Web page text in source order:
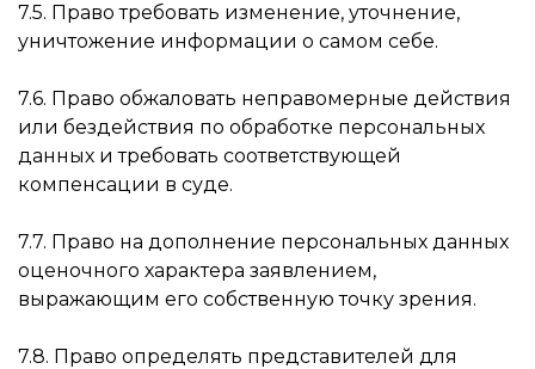
7.5. Право требовать изменение, уточнение,
уничтожение информации о самом себе.
7.6. Право обжаловать неправомерные действия
или бездействия по обработке персональных
данных и требовать соответствующей
компенсации в суде.
7.7. Право на дополнение персональных данных
оценочного характера заявлением,
выражающим его собственную точку зрения.
7.8. Право определять представителей для